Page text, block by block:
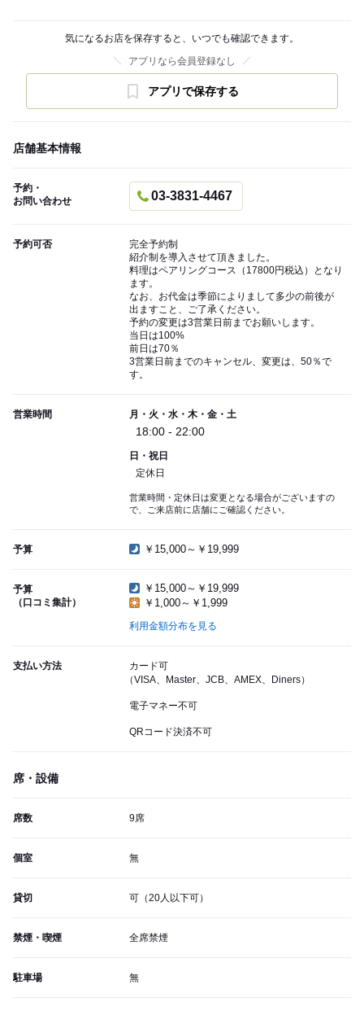
気になるお店を保存すると、いつでも確認できます。
アプリなら会員登録なし
アプリで保存する
店舗基本情報
予約・
お問い合わせ
03-3831-4467
予約可否
完全予約制
紹介制を導入させて頂きました。
料理はペアリングコース（17800円税込）となり
ます。
なお、お代金は季節によりまして多少の前後が
出ますこと、ご了承ください。
予約の変更は3営業日前までお願いします。
当日は100%
前日は70％
3営業日前までのキャンセル、変更は、50％で
す。
営業時間 月・火・水・木・金・土
18:00 - 22:00
日・祝日
定休日
営業時間・定休日は変更となる場合がございますの
で、ご来店前に店舗にご確認ください。
予算 ￥15,000～￥19,999
予算
（口コミ集計）
￥15,000～￥19,999
￥1,000～￥1,999
利用金額分布を見る
支払い方法
カード可
（VISA、Master、JCB、AMEX、Diners）
電子マネー不可
QRコード決済不可
席・設備
席数 9席
個室 無
貸切 可（20人以下可）
禁煙・喫煙 全席禁煙
駐車場 無